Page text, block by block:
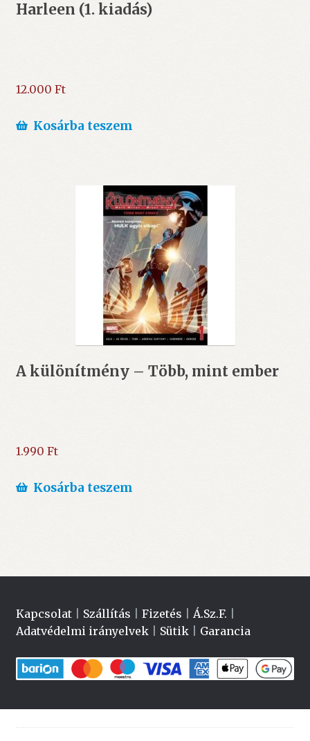
Harleen (1. kiadás)
12.000 Ft
Kosárba teszem
A különítmény – Több, mint ember
1.990 Ft
Kosárba teszem
Kapcsolat| Szállítás Fizetés Á.Sz.F.
Adatvédelmi irányelvek| Sütik| Garancia